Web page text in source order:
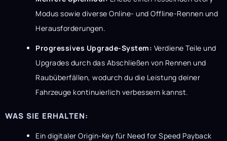
Modus sowie diverse Online- und Offline-Rennen und
Herausforderungen.
Progressives Upgrade-System: Verdiene Teile und
Upgrades durch das Abschließen von Rennen und
Raubüberfällen, wodurch du die Leistung deiner
Fahrzeuge kontinuierlich verbessern kannst.
WAS SIE ERHALTEN:
Ein digitaler Origin-Key für Need for Speed ​​Payback